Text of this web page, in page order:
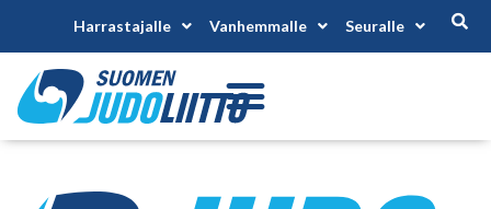
Harrastajalle Vanhemmalle Seuralle